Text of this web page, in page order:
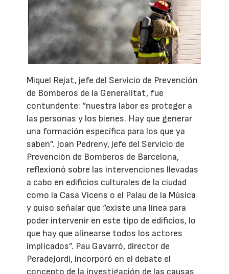
Miquel Rejat, jefe del Servicio de Prevención
de Bomberos de la Generalitat, fue
contundente: “nuestra labor es proteger a
las personas y los bienes. Hay que generar
una formación específica para los que ya
saben”. Joan Pedreny, jefe del Servicio de
Prevención de Bomberos de Barcelona,
reflexionó sobre las intervenciones llevadas
a cabo en edificios culturales de la ciudad
como la Casa Vicens o el Palau de la Música
y quiso señalar que “existe una línea para
poder intervenir en este tipo de edificios, lo
que hay que alinearse todos los actores
implicados”. Pau Gavarró, director de
PeradeJordi, incorporó en el debate el
concepto de la investigación de las causas